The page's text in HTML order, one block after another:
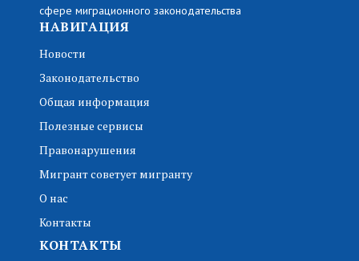
сфере миграционного законодательства
НАВИГАЦИЯ
Новости
Законодательство
Общая информация
Полезные сервисы
Правонарушения
Мигрант советует мигранту
О нас
Контакты
КОНТАКТЫ